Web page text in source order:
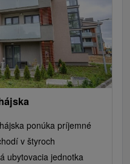
ponúka príjemné
v štyroch
ubytovacia jednotka